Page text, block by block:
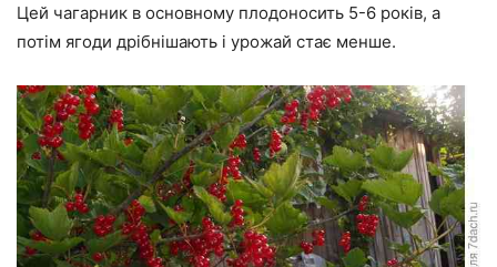
Цей чагарник в основному плодоносить 5-6 років, а
потім ягоди дрібнішають і урожай стає менше.